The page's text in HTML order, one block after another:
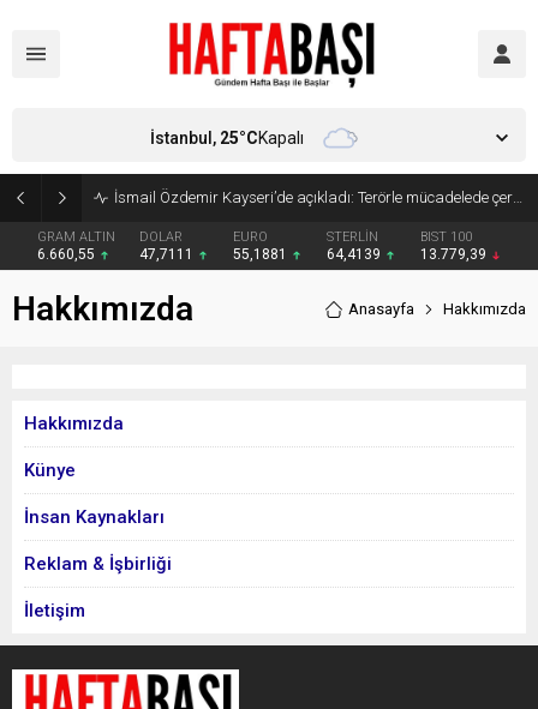
İsmail Özdemir Kayseri’de açıkladı: Terörle mücadelede çerçeve yasa Meclis’e geliyor
GRAM ALTIN
6.660,55
DOLAR
47,7111
EURO
55,1881
STERLİN
64,4139
BIST 100
13.779,39
İstanbul, 25°CKapalı
Hakkımızda Anasayfa Hakkımızda
Hakkımızda
Künye
İnsan Kaynakları
Reklam & İşbirliği
İletişim